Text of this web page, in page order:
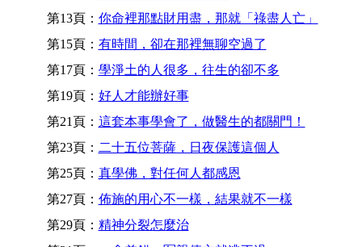
第13頁： 你命裡那點財用盡，那就「祿盡人亡」
第15頁： 有時間，卻在那裡無聊空過了
第17頁： 學淨土的人很多，往生的卻不多
第19頁： 好人才能辦好事
第21頁： 這套本事學會了，做醫生的都關門！
第23頁： 二十五位菩薩，日夜保護這個人
第25頁： 真學佛，對任何人都感恩
第27頁： 佈施的用心不一樣，結果就不一樣
第29頁： 精神分裂怎麼治